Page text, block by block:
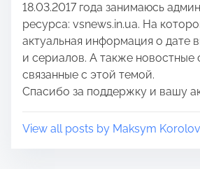
n
:
18.03.2017 года занимаюсь
ресурса: vsnews.in.ua. На
актуальная информация о дате
и сериалов. А также новостные
связанные с этой темой.
Спасибо за поддержку и вашу
View all posts by Maksym